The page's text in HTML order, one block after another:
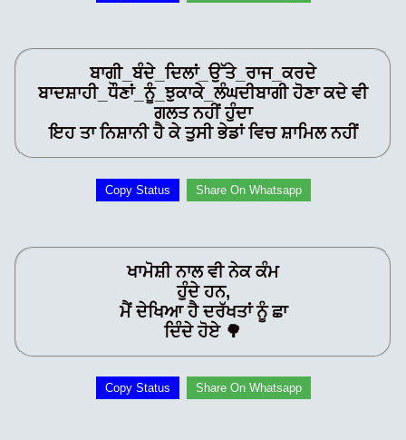
ਬਾਗੀ_ਬੰਦੇ_ਦਿਲਾਂ_ਉੱਤੇ_ਰਾਜ_ਕਰਦੇ
ਬਾਦਸ਼ਾਹੀ_ਧੌਣਾਂ_ਨੂੰ_ਝੁਕਾਕੇ_ਲੰਘਦੀਬਾਗੀ ਹੋਣਾ ਕਦੇ ਵੀ
ਗਲਤ ਨਹੀਂ ਹੁੰਦਾ
ਇਹ ਤਾ ਨਿਸ਼ਾਨੀ ਹੈ ਕੇ ਤੁਸੀ ਭੇਡਾਂ ਵਿਚ ਸ਼ਾਮਿਲ ਨਹੀਂ
Copy Status Share On Whatsapp
ਖਾਮੋਸ਼ੀ ਨਾਲ ਵੀ ਨੇਕ ਕੰਮ
ਹੁੰਦੇ ਹਨ,
ਮੈਂ ਦੇਖਿਆ ਹੈ ਦਰੱਖਤਾਂ ਨੂੰ ਛਾ
ਦਿੰਦੇ ਹੋਏ 🌳
Copy Status Share On Whatsapp